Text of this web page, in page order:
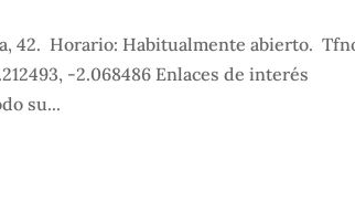
42. Horario: Habitualmente abierto.
-2.068486 Enlaces de interés
su...